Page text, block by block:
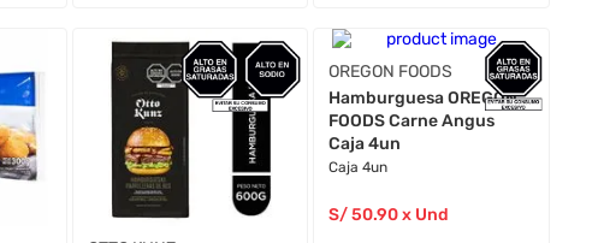
OREGON FOODS
Hamburguesa OREGON
FOODS Carne Angus
Caja 4un
Caja 4un
S/50.90x Und